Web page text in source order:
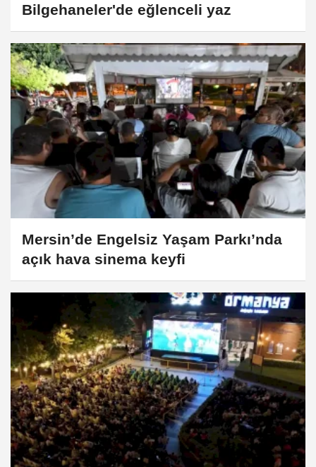
Bilgehaneler'de eğlenceli yaz
Mersin’de Engelsiz Yaşam Parkı’nda
açık hava sinema keyfi